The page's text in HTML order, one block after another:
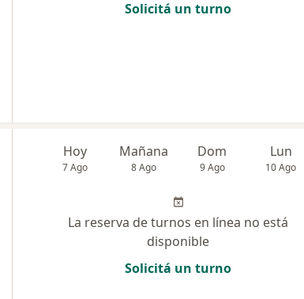
Solicitá un turno
Hoy
7 Ago
Mañana
8 Ago
Dom
9 Ago
Lun
10 Ago
La reserva de turnos en línea no está
disponible
Solicitá un turno